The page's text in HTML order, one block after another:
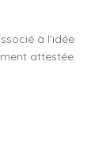
à l’idée
attestée.